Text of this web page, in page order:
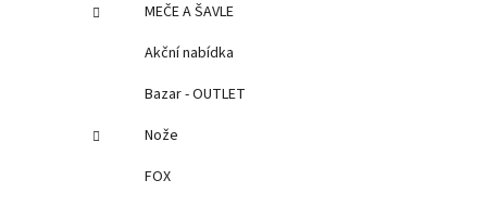
MEČE A ŠAVLE
Akční nabídka
Bazar - OUTLET
Nože
FOX